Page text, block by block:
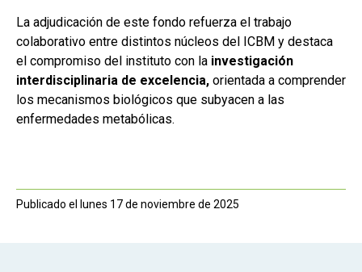
La adjudicación de este fondo refuerza el trabajo
colaborativo entre distintos núcleos del ICBM y destaca
el compromiso del instituto con la investigación
interdisciplinaria de excelencia, orientada a comprender
los mecanismos biológicos que subyacen a las
enfermedades metabólicas.
Publicado el lunes 17 de noviembre de 2025